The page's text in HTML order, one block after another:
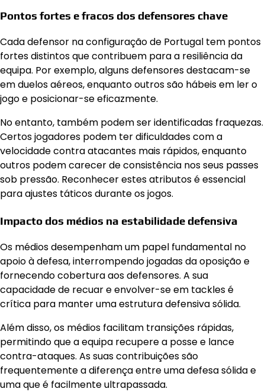
Pontos fortes e fracos dos defensores chave
Cada defensor na configuração de Portugal tem pontos
fortes distintos que contribuem para a resiliência da
equipa. Por exemplo, alguns defensores destacam-se
em duelos aéreos, enquanto outros são hábeis em ler o
jogo e posicionar-se eficazmente.
No entanto, também podem ser identificadas fraquezas.
Certos jogadores podem ter dificuldades com a
velocidade contra atacantes mais rápidos, enquanto
outros podem carecer de consistência nos seus passes
sob pressão. Reconhecer estes atributos é essencial
para ajustes táticos durante os jogos.
Impacto dos médios na estabilidade defensiva
Os médios desempenham um papel fundamental no
apoio à defesa, interrompendo jogadas da oposição e
fornecendo cobertura aos defensores. A sua
capacidade de recuar e envolver-se em tackles é
crítica para manter uma estrutura defensiva sólida.
Além disso, os médios facilitam transições rápidas,
permitindo que a equipa recupere a posse e lance
contra-ataques. As suas contribuições são
frequentemente a diferença entre uma defesa sólida e
uma que é facilmente ultrapassada.